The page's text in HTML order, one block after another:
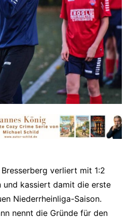
verliert mit 1:2
und kassiert damit die erste
Niederrheinliga-Saison.
nennt die Gründe für den